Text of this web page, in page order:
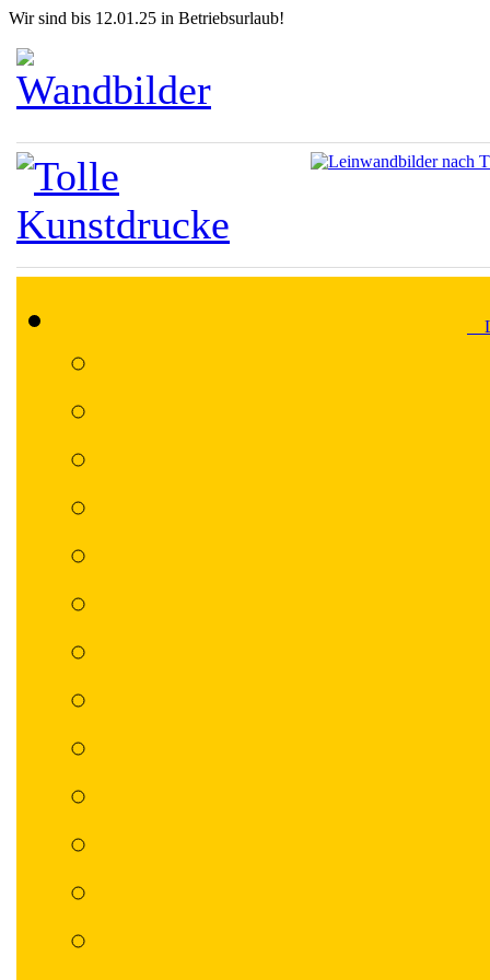
Wir sind bis 12.01.25 in Betriebsurlaub!